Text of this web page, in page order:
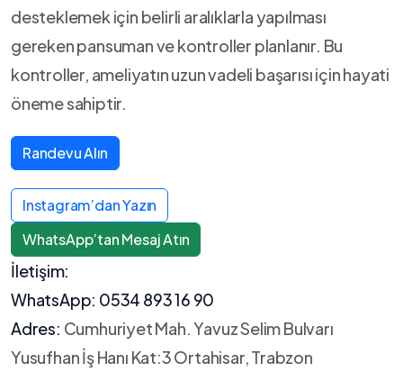
desteklemek için belirli aralıklarla yapılması
gereken pansuman ve kontroller planlanır. Bu
kontroller, ameliyatın uzun vadeli başarısı için hayati
öneme sahiptir.
Randevu Alın
Instagram’dan Yazın
WhatsApp’tan Mesaj Atın
İletişim:
WhatsApp: 0534 893 16 90
Adres: Cumhuriyet Mah. Yavuz Selim Bulvarı
Yusufhan İş Hanı Kat:3 Ortahisar, Trabzon